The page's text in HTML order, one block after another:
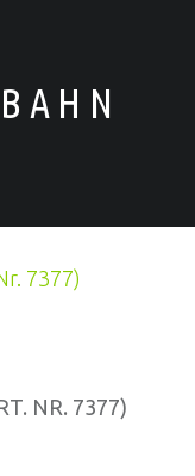
NR. 7377)